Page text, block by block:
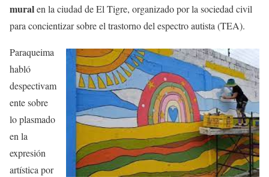
muralen la ciudad de El Tigre, organizado por la sociedad civil
para concientizar sobre el trastorno del espectro autista (TEA).
Paraqueima
habló
despectivam
ente sobre
lo plasmado
en la
expresión
artística por